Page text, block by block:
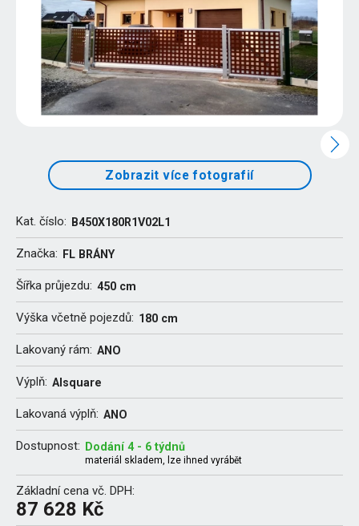
Zobrazit více fotografií
Kat. číslo: B450X180R1V02L1
Značka: FL BRÁNY
Šířka průjezdu: 450 cm
Výška včetně pojezdů: 180 cm
Lakovaný rám: ANO
Výplň: Alsquare
Lakovaná výplň: ANO
Dostupnost: Dodání 4 - 6 týdnů
materiál skladem, lze ihned vyrábět
Základní cena vč. DPH:
87 628 Kč